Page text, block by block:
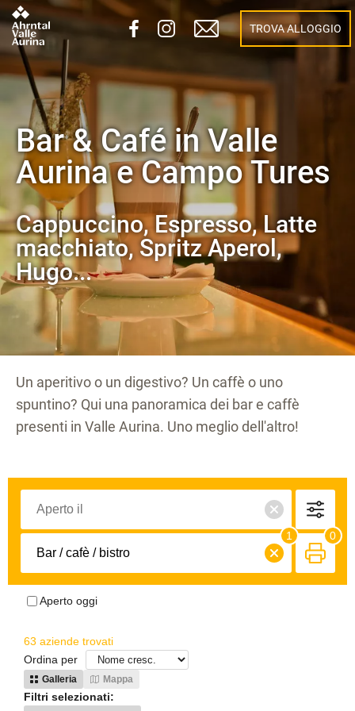
TROVA ALLOGGIO
Bar & Café in Valle
Aurina e Campo Tures
Cappuccino, Espresso, Latte
macchiato, Spritz Aperol,
Hugo...
Un aperitivo o un digestivo? Un caffè o uno
spuntino? Qui una panoramica dei bar e caffè
presenti in Valle Aurina. Uno meglio dell'altro!